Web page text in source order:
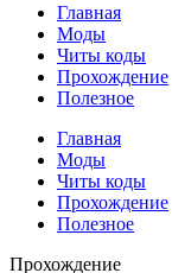
Главная
Моды
Читы коды
Прохождение
Полезное
Главная
Моды
Читы коды
Прохождение
Полезное
Прохождение